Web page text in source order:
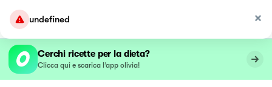
undefined
Cerchi ricette per la dieta?
Clicca qui e scarica l’app olivia!